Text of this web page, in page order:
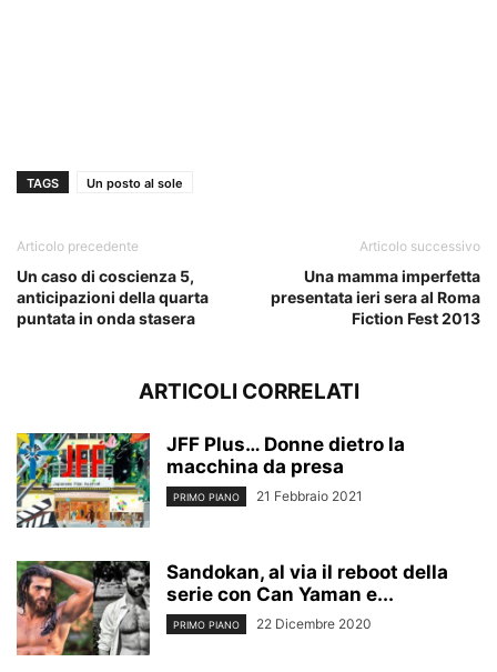
TAGS Un posto al sole
Articolo precedente
Un caso di coscienza 5,
anticipazioni della quarta
puntata in onda stasera
Articolo successivo
Una mamma imperfetta
presentata ieri sera al Roma
Fiction Fest 2013
ARTICOLI CORRELATI
JFF Plus… Donne dietro la
macchina da presa
PRIMO PIANO 21 Febbraio 2021
Sandokan, al via il reboot della
serie con Can Yaman e...
PRIMO PIANO 22 Dicembre 2020